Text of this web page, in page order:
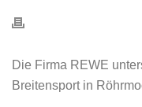
Die Firma REWE
Breitensport in